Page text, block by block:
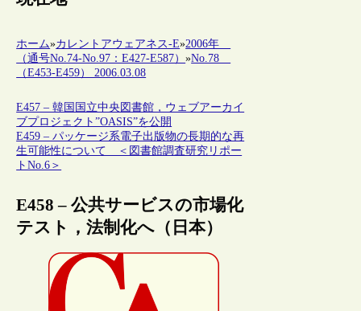
ホーム»カレントアウェアネス-E»2006年
（通号No.74-No.97：E427-E587）»No.78
（E453-E459） 2006.03.08
E457 – 韓国国立中央図書館，ウェブアーカイ
ブプロジェクト”OASIS”を公開
E459 – パッケージ系電子出版物の長期的な再
生可能性について ＜図書館調査研究リポー
トNo.6＞
E458 – 公共サービスの市場化
テスト，法制化へ（日本）